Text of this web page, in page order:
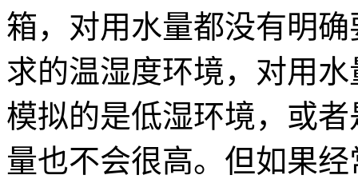
箱，对用水量都没有明
求的温湿度环境，对用
模拟的是低湿环境，或
量也不会很高。但如果